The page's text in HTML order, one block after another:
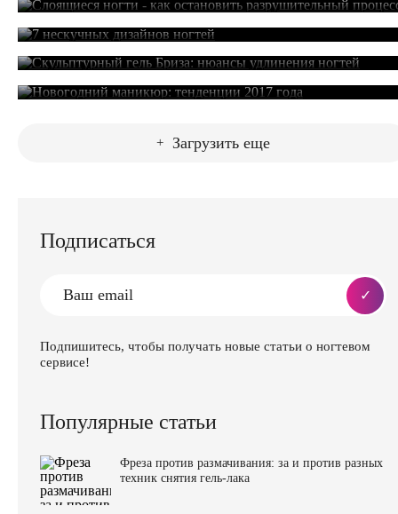
7 нескучных дизайнов ногтей
Скульптурный гель Бриза: нюансы удлинения
ногтей
27.12.2016
Новогодний маникюр: тенденции 2017 года
Загрузить еще
Подписаться
Подпишитесь, чтобы получать новые статьи о ногтевом
сервисе!
Популярные статьи
Фреза против размачивания: за и против разных
техник снятия гель-лака